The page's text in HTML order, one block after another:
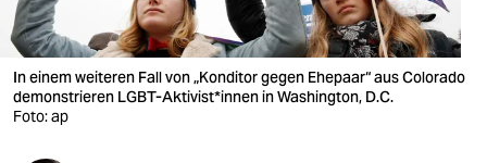
verlag
verlag
veranstaltungen
In einem weiteren Fall von „Konditor gegen Ehepaar“ aus Colorado
demonstrieren LGBT-Aktivist*innen in Washington, D.C.
Foto: ap